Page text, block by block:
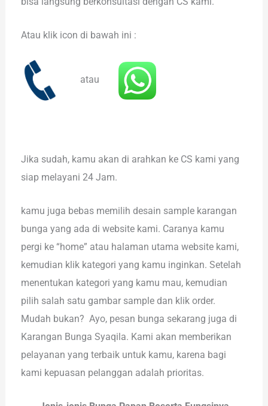
Atau klik icon di bawah ini :
atau
Jika sudah, kamu akan di arahkan ke CS kami yang
siap melayani 24 Jam.
kamu juga bebas memilih desain sample karangan
bunga yang ada di website kami. Caranya kamu
pergi ke “home” atau halaman utama website kami,
kemudian klik kategori yang kamu inginkan. Setelah
menentukan kategori yang kamu mau, kemudian
pilih salah satu gambar sample dan klik order.
Mudah bukan? Ayo, pesan bunga sekarang juga di
Karangan Bunga Syaqila. Kami akan memberikan
pelayanan yang terbaik untuk kamu, karena bagi
kami kepuasan pelanggan adalah prioritas.